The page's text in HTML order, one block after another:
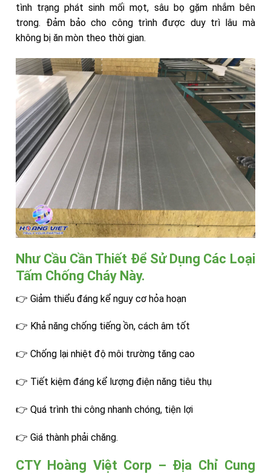
tình trạng phát sinh mối mọt, sâu bọ gặm nhắm bên
trong. Đảm bảo cho công trình được duy trì lâu mà
không bị ăn mòn theo thời gian.
Như Cầu Cần Thiết Để Sử Dụng Các Loại
Tấm Chống Cháy Này.
👉 Giảm thiểu đáng kể nguy cơ hỏa hoạn
👉 Khả năng chống tiếng ồn, cách âm tốt
👉 Chống lại nhiệt độ môi trường tăng cao
👉 Tiết kiệm đáng kể lượng điện năng tiêu thụ
👉 Quá trình thi công nhanh chóng, tiện lợi
👉 Giá thành phải chăng.
CTY Hoàng Việt Corp – Địa Chỉ Cung